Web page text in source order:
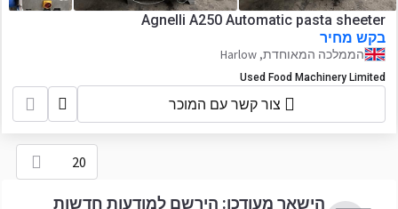
Agnelli A250 Automatic pasta sheeter
בקש מחיר
הממלכה המאוחדת, Harlow
Used Food Machinery Limited
צור קשר עם המוכר
20
הישאר מעודכן: הירשם למודעות חדשות